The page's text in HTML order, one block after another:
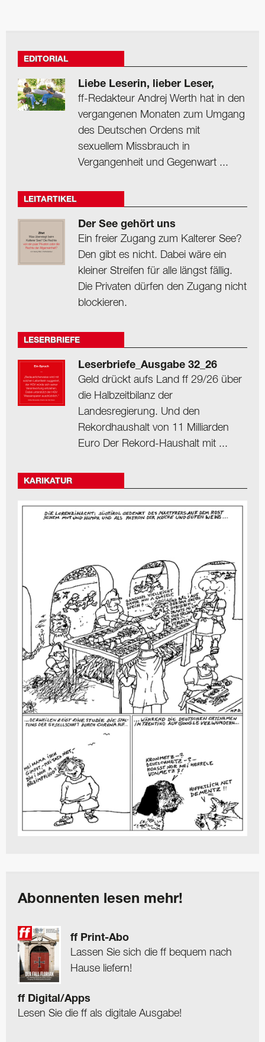
EDITORIAL
Liebe Leserin, lieber Leser,
ff-Redakteur Andrej Werth hat in den
vergangenen Monaten zum Umgang
des Deutschen Ordens mit
sexuellem Missbrauch in
Vergangenheit und Gegenwart ...
LEITARTIKEL
Der See gehört uns
Ein freier Zugang zum Kalterer See?
Den gibt es nicht. Dabei wäre ein
kleiner Streifen für alle längst fällig.
Die Privaten dürfen den Zugang nicht
blockieren.
LESERBRIEFE
Leserbriefe_Ausgabe 32_26
Geld drückt aufs Land ff 29/26 über
die Halbzeitbilanz der
Landesregierung. Und den
Rekordhaushalt von 11 Milliarden
Euro Der Rekord-Haushalt mit ...
KARIKATUR
Abonnenten lesen mehr!
ff Print-Abo
Lassen Sie sich die ff bequem nach
Hause liefern!
ff Digital/Apps
Lesen Sie die ff als digitale Ausgabe!